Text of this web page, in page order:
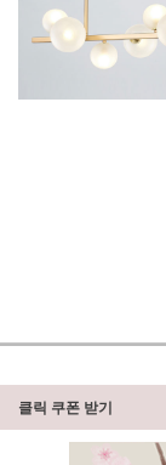
클릭 쿠폰 받기